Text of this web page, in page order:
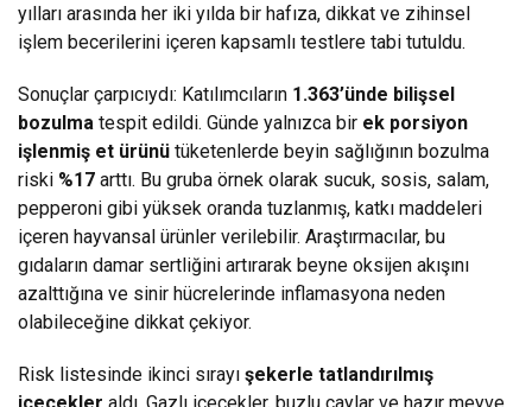
yılları arasında her iki yılda bir hafıza, dikkat ve zihinsel
işlem becerilerini içeren kapsamlı testlere tabi tutuldu.
Sonuçlar çarpıcıydı: Katılımcıların 1.363’ünde bilişsel
bozulma tespit edildi. Günde yalnızca bir ek porsiyon
işlenmiş et ürünü tüketenlerde beyin sağlığının bozulma
riski %17 arttı. Bu gruba örnek olarak sucuk, sosis, salam,
pepperoni gibi yüksek oranda tuzlanmış, katkı maddeleri
içeren hayvansal ürünler verilebilir. Araştırmacılar, bu
gıdaların damar sertliğini artırarak beyne oksijen akışını
azalttığına ve sinir hücrelerinde inflamasyona neden
olabileceğine dikkat çekiyor.
Risk listesinde ikinci sırayı şekerle tatlandırılmış